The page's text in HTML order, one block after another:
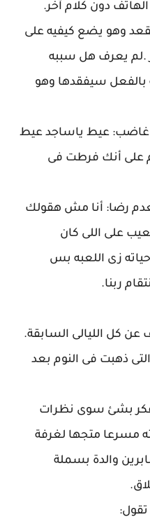
دون كلام آخر.
وهو يضع كيفيه على
.لم يعرف هل سببه
بالفعل سيفقدها وهو
غاضب: عيط ياساجد عيط
على أنك فرطت فى
رضا: أنا مش هقولك
على اللى كان
زى اللعبه بس
ربنا.
كل الليالى السابقة.
ذهبت فى النوم بعد
بشئ سوى نظرات
مسرعا متجها لغرفة
والدة بسملة